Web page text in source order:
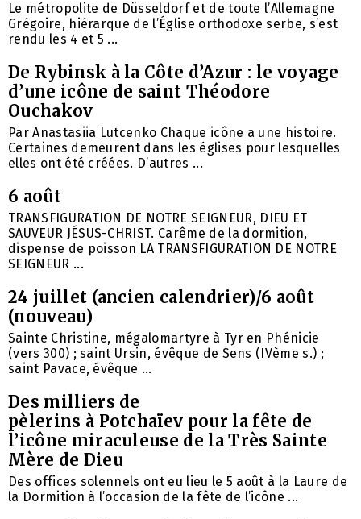
Le métropolite de Düsseldorf et de toute l’Allemagne
Grégoire, hiérarque de l’Église orthodoxe serbe, s’est
rendu les 4 et 5 ...
De Rybinsk à la Côte d’Azur : le voyage
d’une icône de saint Théodore
Ouchakov
Par Anastasiia Lutcenko Chaque icône a une histoire.
Certaines demeurent dans les églises pour lesquelles
elles ont été créées. D’autres ...
6 août
TRANSFIGURATION DE NOTRE SEIGNEUR, DIEU ET
SAUVEUR JÉSUS-CHRIST. Carême de la dormition,
dispense de poisson LA TRANSFIGURATION DE NOTRE
SEIGNEUR ...
24 juillet (ancien calendrier)/6 août
(nouveau)
Sainte Christine, mégalomartyre à Tyr en Phénicie
(vers 300) ; saint Ursin, évêque de Sens (IVème s.) ;
saint Pavace, évêque ...
Des milliers de
pèlerins à Potchaïev pour la fête de
l’icône miraculeuse de la Très Sainte
Mère de Dieu
Des offices solennels ont eu lieu le 5 août à la Laure de
la Dormition à l’occasion de la fête de l’icône ...